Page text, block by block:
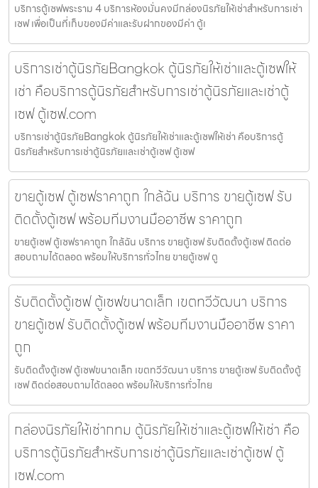
บริการตู้เซฟพระราม 4 บริการห้องมั่นคงมีกล่องนิรภัยให้เช่าสำหรับการเช่า
เซฟ เพื่อเป็นที่เก็บของมีค่าและรับฝากของมีค่า ตู้เ
บริการเช่าตู้นิรภัยBangkok ตู้นิรภัยให้เช่าและตู้เซฟให้
เช่า คือบริการตู้นิรภัยสำหรับการเช่าตู้นิรภัยและเช่าตู้
เซฟ ตู้เซฟ.com
บริการเช่าตู้นิรภัยBangkok ตู้นิรภัยให้เช่าและตู้เซฟให้เช่า คือบริการตู้
นิรภัยสำหรับการเช่าตู้นิรภัยและเช่าตู้เซฟ ตู้เซฟ
ขายตู้เซฟ ตู้เซฟราคาถูก ใกล้ฉัน บริการ ขายตู้เซฟ รับ
ติดตั้งตู้เซฟ พร้อมทีมงานมืออาชีพ ราคาถูก
ขายตู้เซฟ ตู้เซฟราคาถูก ใกล้ฉัน บริการ ขายตู้เซฟ รับติดตั้งตู้เซฟ ติดต่อ
สอบถามได้ตลอด พร้อมให้บริการทั่วไทย ขายตู้เซฟ ตู
รับติดตั้งตู้เซฟ ตู้เซฟขนาดเล็ก เขตทวีวัฒนา บริการ
ขายตู้เซฟ รับติดตั้งตู้เซฟ พร้อมทีมงานมืออาชีพ ราคา
ถูก
รับติดตั้งตู้เซฟ ตู้เซฟขนาดเล็ก เขตทวีวัฒนา บริการ ขายตู้เซฟ รับติดตั้งตู้
เซฟ ติดต่อสอบถามได้ตลอด พร้อมให้บริการทั่วไทย
กล่องนิรภัยให้เช่ากทม ตู้นิรภัยให้เช่าและตู้เซฟให้เช่า คือ
บริการตู้นิรภัยสำหรับการเช่าตู้นิรภัยและเช่าตู้เซฟ ตู้
เซฟ.com